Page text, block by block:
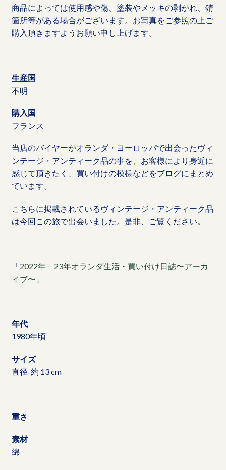
商品によっては使用感や傷、塗装やメッキの剥がれ、錆
箇所等がある場合がございます。お写真をご参照の上ご
購入頂きますようお願い申し上げます。
生産国
不明
購入国
フランス
当店のバイヤーがオランダ・ヨーロッパで出会ったヴィ
ンテージ・アンティーク品の事を、お客様により身近に
感じて頂きたく、買い付けの模様などをブログにまとめ
ています。
こちらに掲載されているヴィンテージ・アンティーク品
は今回この旅で出会いました。是非、ご覧ください。
「2022年－23年オランダ生活・買い付け日誌〜アーカ
イブ〜 」
年代
1980年頃
サイズ
直径 約 13 cm
重さ
素材
綿